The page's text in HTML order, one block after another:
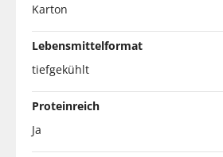
Karton
Lebensmittelformat
tiefgekühlt
Proteinreich
Ja